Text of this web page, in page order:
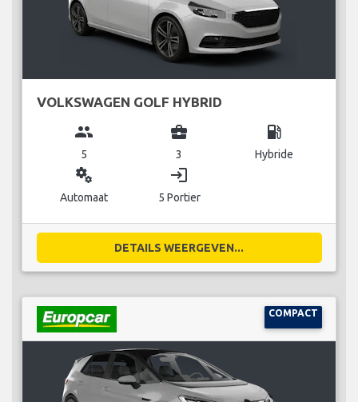
VOLKSWAGEN GOLF HYBRID
group
5
business_center
3
local_gas_station
Hybride
miscellaneous_services
Automaat
login
5 Portier
DETAILS WEERGEVEN...
COMPACT